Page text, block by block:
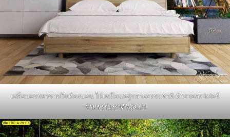
เปลี่ยนบรรยากาศในห้องนอน ให้เหมือนอยู่กลางธรรมชาติ ด้วยวอลเปเปอร์
ลายธรรมชาติ ลายป่า